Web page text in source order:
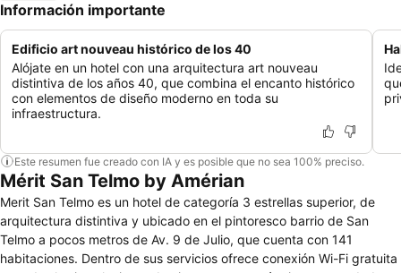
Información importante
Edificio art nouveau histórico de los 40
Alójate en un hotel con una arquitectura art nouveau
distintiva de los años 40, que combina el encanto histórico
con elementos de diseño moderno en toda su
infraestructura.
Este resumen fue creado con IA y es posible que no sea 100% preciso.
Mérit San Telmo by Amérian
Merit San Telmo es un hotel de categoría 3 estrellas superior, de
arquitectura distintiva y ubicado en el pintoresco barrio de San
Telmo a pocos metros de Av. 9 de Julio, que cuenta con 141
habitaciones. Dentro de sus servicios ofrece conexión Wi-Fi gratuita